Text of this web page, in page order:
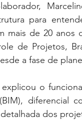
para
mais de 20
de Projetos,
a fase de
o
diferencial
dos